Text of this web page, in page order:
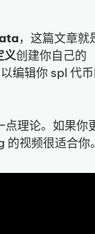
，这篇文章就
义创建你自己的
编辑你 spl 代
点理论。如果你
的视频很适合你